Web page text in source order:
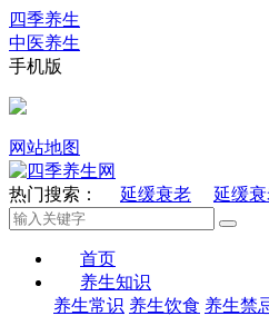
四季养生
中医养生
手机版
网站地图
热门搜索： 延缓衰老 延缓
首页
养生知识
养生常识 养生饮食 养生禁